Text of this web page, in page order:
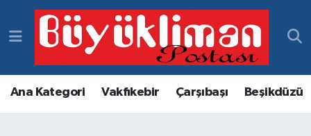
Ana Kategori Vakfıkebir Çarşıbaşı Beşikdüzü
Vakfıkebir Hava Durumu
Vakfıkebir Trafik Yoğunluk Haritası